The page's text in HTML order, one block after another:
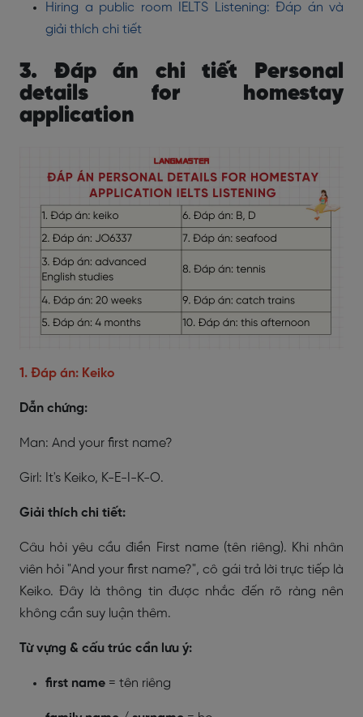
Hiring a public room IELTS Listening: Đáp án và
giải thích chi tiết
3. Đáp án chi tiết Personal
details for homestay
application
1. Đáp án: Keiko
Dẫn chứng:
Man: And your first name?
Girl: It's Keiko, K-E-I-K-O.
Giải thích chi tiết:
Câu hỏi yêu cầu điền First name (tên riêng). Khi nhân
viên hỏi "And your first name?", cô gái trả lời trực tiếp là
Keiko. Đây là thông tin được nhắc đến rõ ràng nên
không cần suy luận thêm.
Từ vựng & cấu trúc cần lưu ý:
first name = tên riêng